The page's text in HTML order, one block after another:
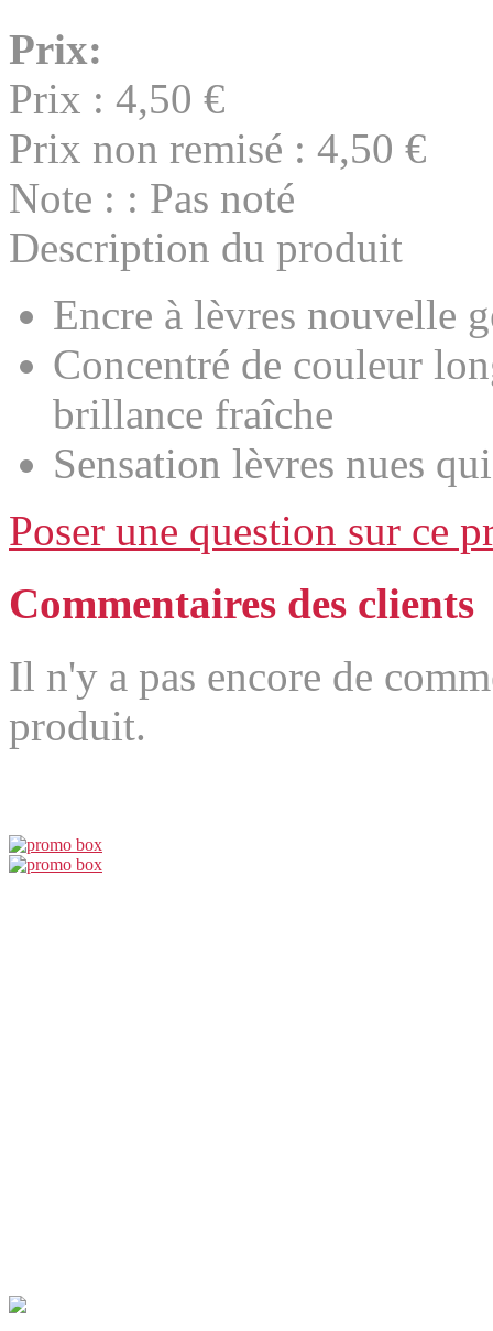
Prix:
Prix : 4,50 €
Prix non remisé : 4,50 €
Note : : Pas noté
Description du produit
Encre à lèvres nouvelle
Concentré de couleur
brillance fraîche
Sensation lèvres nues
Poser une question sur ce
Commentaires des clients
Il n'y a pas encore de
produit.